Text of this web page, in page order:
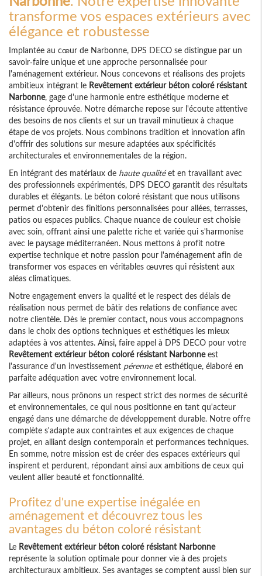
transforme vos espaces extérieurs avec
élégance et robustesse
Implantée au cœur de Narbonne, DPS DECO se distingue par un
savoir-faire unique et une approche personnalisée pour
l'aménagement extérieur. Nous concevons et réalisons des projets
ambitieux intégrant le Revêtement extérieur béton coloré résistant
Narbonne, gage d'une harmonie entre esthétique moderne et
résistance éprouvée. Notre démarche repose sur l'écoute attentive
des besoins de nos clients et sur un travail minutieux à chaque
étape de vos projets. Nous combinons tradition et innovation afin
d'offrir des solutions sur mesure adaptées aux spécificités
architecturales et environnementales de la région.
En intégrant des matériaux de haute qualitéet en travaillant avec
des professionnels expérimentés, DPS DECO garantit des résultats
durables et élégants. Le béton coloré résistant que nous utilisons
permet d'obtenir des finitions personnalisées pour allées, terrasses,
patios ou espaces publics. Chaque nuance de couleur est choisie
avec soin, offrant ainsi une palette riche et variée qui s'harmonise
avec le paysage méditerranéen. Nous mettons à profit notre
expertise technique et notre passion pour l'aménagement afin de
transformer vos espaces en véritables œuvres qui résistent aux
aléas climatiques.
Notre engagement envers la qualité et le respect des délais de
réalisation nous permet de bâtir des relations de confiance avec
notre clientèle. Dès le premier contact, nous vous accompagnons
dans le choix des options techniques et esthétiques les mieux
adaptées à vos attentes. Ainsi, faire appel à DPS DECO pour votre
Revêtement extérieur béton coloré résistant Narbonneest
l'assurance d'un investissement pérenneet esthétique, élaboré en
parfaite adéquation avec votre environnement local.
Par ailleurs, nous prônons un respect strict des normes de sécurité
et environnementales, ce qui nous positionne en tant qu'acteur
engagé dans une démarche de développement durable. Notre offre
complète s'adapte aux contraintes et aux exigences de chaque
projet, en alliant design contemporain et performances techniques.
En somme, notre mission est de créer des espaces extérieurs qui
inspirent et perdurent, répondant ainsi aux ambitions de ceux qui
veulent allier beauté et fonctionnalité.
Profitez d'une expertise inégalée en
aménagement et découvrez tous les
avantages du béton coloré résistant
Le Revêtement extérieur béton coloré résistant Narbonne
représente la solution optimale pour donner vie à des projets
architecturaux ambitieux. Ses avantages se comptent aussi bien sur